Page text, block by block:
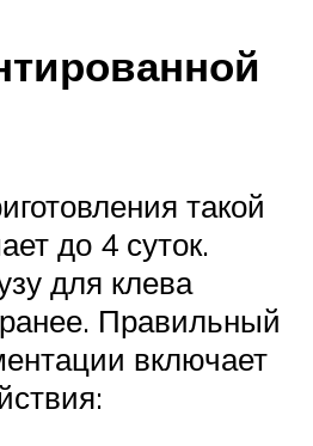
такой
до 4 суток.
для клева
Правильный
включает